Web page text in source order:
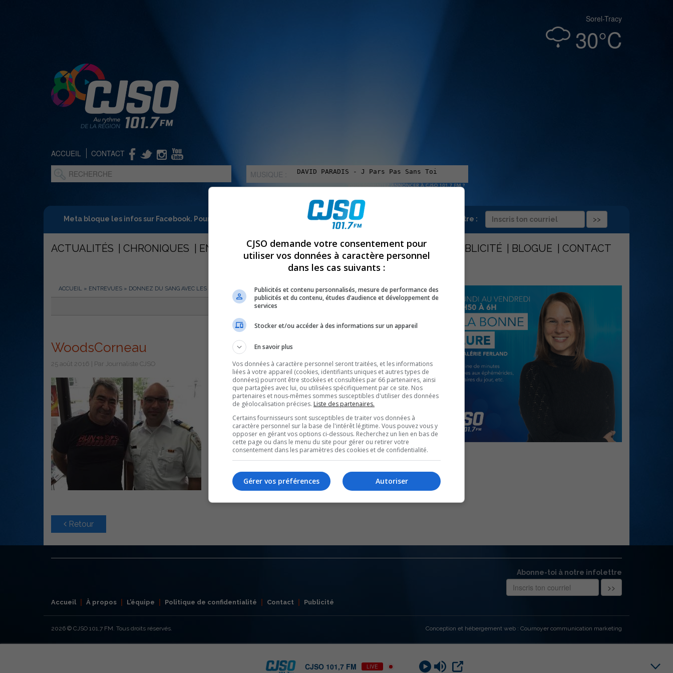
Sorel-Tracy
30°C
ACCUEIL CONTACT
MUSIQUE :
Meta bloque les infos sur Facebook. Pour ne rien manquer à Sorel-Tracy et la région, abonne-toi à notre infolettre :
ACTUALITÉS CHRONIQUES ENTREVUES OPINION ÉMISSIONS CONCOURS PUBLICITÉ BLOGUE CONTACT
ACCUEIL » ENTREVUES » DONNEZ DU SANG AVEC LES SERVICES D’URGENCE DE SOREL-TRACY »WOODSCORNEAU
WoodsCorneau
25 août 2016 | Par Journaliste CJSO
Retour
Abonne-toi à notre infolettre
Accueil À propos L’équipe Politique de confidentialité Contact Publicité
2026 © CJSO 101,7 FM. Tous droits réservés. Conception et hébergement web : Cournoyer communication marketing
CJSO 101,7 FM LIVE
CJSO demande votre consentement pour
utiliser vos données à caractère personnel
dans les cas suivants :
Publicités et contenu personnalisés, mesure de performance des
publicités et du contenu, études d’audience et développement de
services
Stocker et/ou accéder à des informations sur un appareil
En savoir plus
Vos données à caractère personnel seront traitées, et les informations
liées à votre appareil (cookies, identifiants uniques et autres types de
données) pourront être stockées et consultées par 66 partenaires, ainsi
que partagées avec lui, ou utilisées spécifiquement par ce site. Nos
partenaires et nous-mêmes sommes susceptibles d'utiliser des données
de géolocalisation précises. Liste des partenaires.
Certains fournisseurs sont susceptibles de traiter vos données à
caractère personnel sur la base de l'intérêt légitime. Vous pouvez vous y
opposer en gérant vos options ci-dessous. Recherchez un lien en bas de
cette page ou dans le menu du site pour gérer ou retirer votre
consentement dans les paramètres des cookies et de confidentialité.
Autoriser
Gérer vos préférences